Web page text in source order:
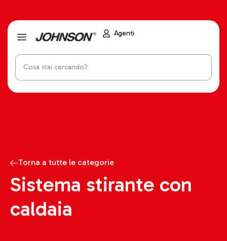
Agenti
Torna a tutte le categorie
Sistema stirante con
caldaia